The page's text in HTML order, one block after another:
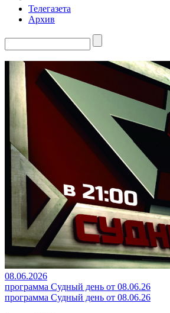
Телегазета
Архив
08.06.2026
программа Судный день от 08.06.26
программа Судный день от 08.06.26